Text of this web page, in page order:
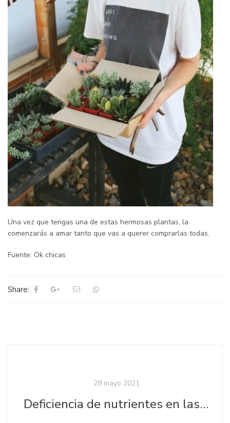
Una vez que tengas una de estas hermosas plantas, la
comenzarás a amar tanto que vas a querer comprarlas todas.
Fuente: Ok chicas
Share:
28 mayo 2021
Deficiencia de nutrientes en las plantas